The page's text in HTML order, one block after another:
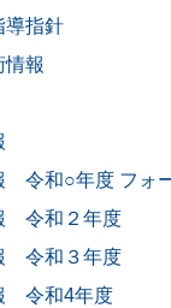
導指針
情報
令和○年度 フォ
令和２年度
令和３年度
令和4年度